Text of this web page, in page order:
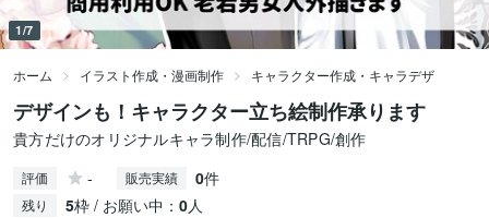
1/7
ホーム イラスト作成・漫画制作 キャラクター作成・キャラデザ
デザインも！キャラクター立ち絵制作承ります
貴方だけのオリジナルキャラ制作/配信/TRPG/創作
評価 - 販売実績 0件
残り 5枠 / お願い中： 0人